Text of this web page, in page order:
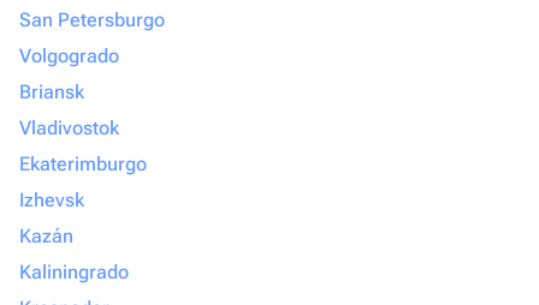
San Petersburgo
Volgogrado
Briansk
Vladivostok
Ekaterimburgo
Izhevsk
Kazán
Kaliningrado